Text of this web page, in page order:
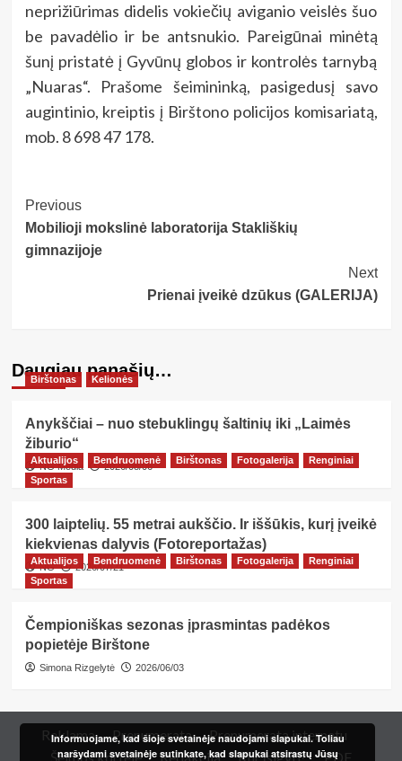
neprižiūrimas didelis vokiečių aviganio veislės šuo
be pavadėlio ir be antsnukio. Pareigūnai minėtą
šunį pristatė į Gyvūnų globos ir kontrolės tarnybą
„Nuaras“. Prašome šeimininką, pasigedusį savo
augintinio, kreiptis į Birštono policijos komisariatą,
mob. 8 698 47 178.
Post
Navigation
Previous
Mobilioji mokslinė laboratorija Stakliškių
gimnazijoje
Next
Prienai įveikė dzūkus (GALERIJA)
Daugiau panašių…
Birštonas Kelionės
Anykščiai – nuo stebuklingų šaltinių iki „Laimės
žiburio“
NG Media 2026/08/06
Aktualijos Bendruomenė Birštonas Fotogalerija
Renginiai
Sportas
300 laiptelių. 55 metrai aukščio. Ir iššūkis, kurį įveikė
kiekvienas dalyvis (Fotoreportažas)
NG 2026/07/21
Aktualijos Bendruomenė Birštonas Fotogalerija
Renginiai
Sportas
Čempioniškas sezonas įprasmintas padėkos
popietėje Birštone
Simona Rizgelytė 2026/06/03
Reklama Prenumerata
Prenumerata internetu
Šeimos kortelė
Redakcija Kur įsigyti? PDF
Informuojame, kad šioje svetainėje naudojami slapukai. Toliau
naršydami svetainėje sutinkate, kad slapukai atsirastų Jūsų